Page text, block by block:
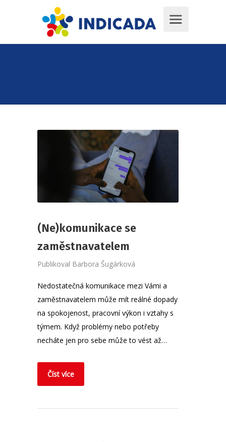
(Ne)komunikace se
zaměstnavatelem
Publikoval Barbora Šugárková
Nedostatečná komunikace mezi Vámi a
zaměstnavatelem může mít reálné dopady
na spokojenost, pracovní výkon i vztahy s
týmem. Když problémy nebo potřeby
necháte jen pro sebe může to vést až…
Číst více